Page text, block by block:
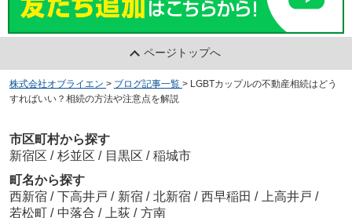
ページトップへ
株式会社オブライエン > ブログ記事一覧 > LGBTカップルの不動産相続はどう
すればいい？相続の方法や注意点を解説
市区町村から探す
新宿区 / 杉並区 / 目黒区 / 稲城市
町名から探す
西新宿 / 下高井戸 / 新宿 / 北新宿 / 西早稲田 / 上高井戸 /
若松町 / 中落合 / 上荻 / 方南